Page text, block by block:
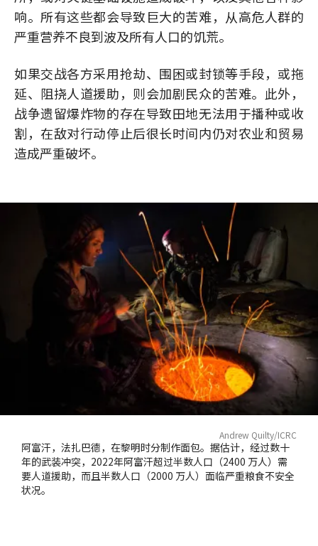
响。所有这些都会导致巨大的苦难，从高危人群的
严重营养不良到波及所有人口的饥荒。
如果交战各方采用抢劫、围困或封锁等手段，或拖
延、阻挠人道援助，则会加剧民众的苦难。此外，
战争遗留爆炸物的存在导致田地无法用于播种或收
割，在敌对行动停止后很长时间内仍对农业和贸易
造成严重破坏。
Andrew Quilty/ICRC
阿富汗，法扎巴德，在黎明时分制作面包。据估计，经过数十
年的武装冲突，2022年阿富汗超过半数人口（2400 万人）需
要人道援助，而且半数人口（2000 万人）面临严重粮食不安全
状况。